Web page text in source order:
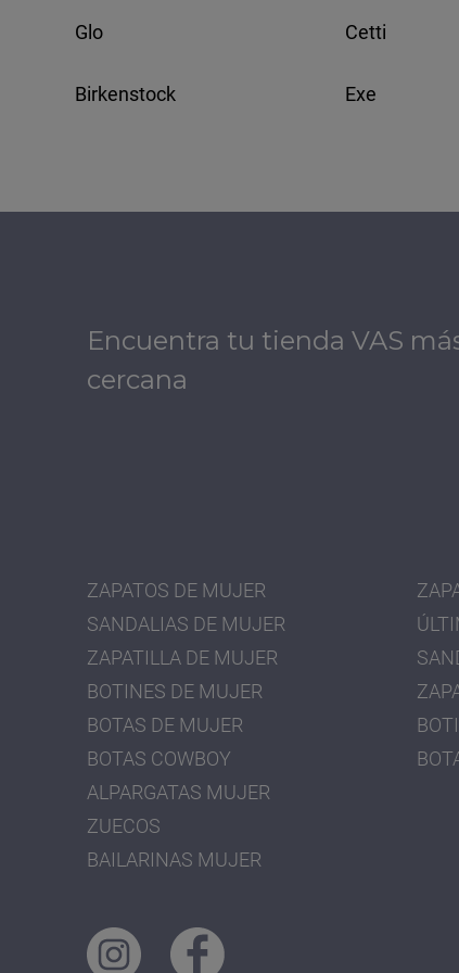
Glo Cetti
Birkenstock Exe
Encuentra tu tienda VAS
cercana
ZAPATOS DE MUJER
SANDALIAS DE MUJER
ZAPATILLA DE MUJER
BOTINES DE MUJER
BOTAS DE MUJER
BOTAS COWBOY
ALPARGATAS MUJER
ZUECOS
BAILARINAS MUJER